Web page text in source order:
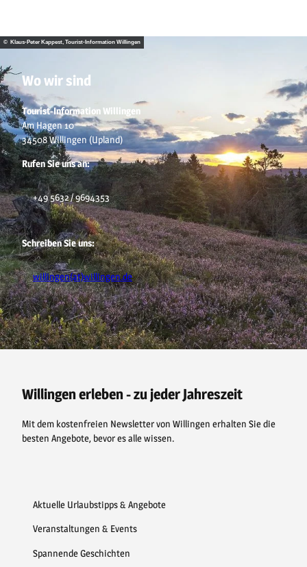
© Klaus-Peter Kappest, Tourist-Information Willingen
Wo wir sind
Tourist-Information Willingen
Am Hagen 10
34508 Willingen (Upland)
Rufen Sie uns an:
+49 5632 / 9694353
Schreiben Sie uns:
willingen(at)willingen.de
F
a
c
o
k
P
i
n
e
s
Y
o
u
e
I
n
s
r
a
Willingen erleben - zu jeder Jahreszeit
Mit dem kostenfreien Newsletter von Willingen erhalten Sie die
besten Angebote, bevor es alle wissen.
Aktuelle Urlaubstipps & Angebote
Veranstaltungen & Events
Spannende Geschichten